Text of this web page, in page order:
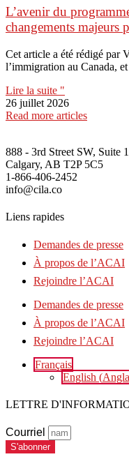
L’avenir du
changements majeurs
Cet article a été rédigé par
l’immigration au Canada,
Lire la suite "
26 juillet 2026
Read more articles
888 - 3rd Street SW, Suite
Calgary, AB T2P 5C5
1-866-406-2452
info@cila.co
Liens rapides
Demandes de presse
À propos de l’ACAI
Rejoindre l’ACAI
Demandes de presse
À propos de l’ACAI
Rejoindre l’ACAI
Français
English (
LETTRE
Courriel
S'abonner